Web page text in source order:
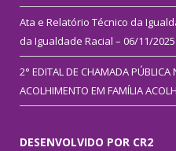
Ata e Relatório Técnico da
da Igualdade Racial – 06/11/2025
2° EDITAL DE CHAMADA PÚBLICA
ACOLHIMENTO EM FAMÍLIA
DESENVOLVIDO POR CR2